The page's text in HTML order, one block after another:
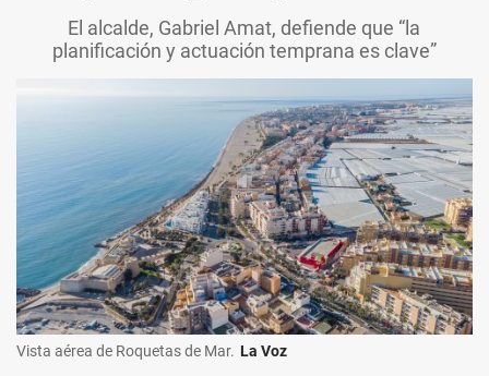
El alcalde, Gabriel Amat, defiende que “la
planificación y actuación temprana es clave”
Vista aérea de Roquetas de Mar. La Voz